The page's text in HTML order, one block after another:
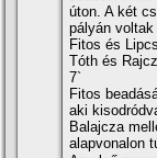
úton. A két
pályán
Fitos és
Tóth és
7`
Fitos
aki
Balajcza
alapvonalon